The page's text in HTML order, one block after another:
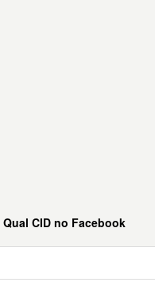
CID no Facebook